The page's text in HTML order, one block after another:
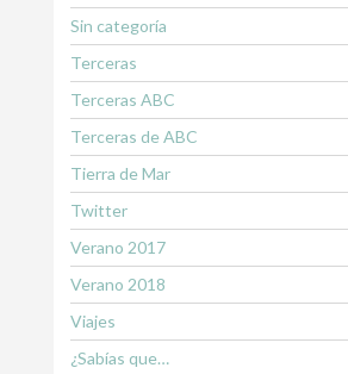
Sin categoría
Terceras
Terceras ABC
Terceras de ABC
Tierra de Mar
Twitter
Verano 2017
Verano 2018
Viajes
¿Sabías que…